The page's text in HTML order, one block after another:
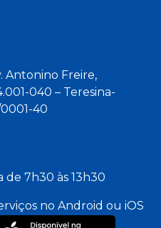
Antonino Freire,
040 – Teresina-
0001-40
de 7h30 às 13h30
no Android ou iOS